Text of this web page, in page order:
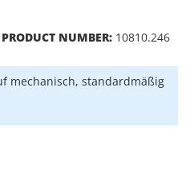
PRODUCT NUMBER: 10810.246
mechanisch, standardmäßig